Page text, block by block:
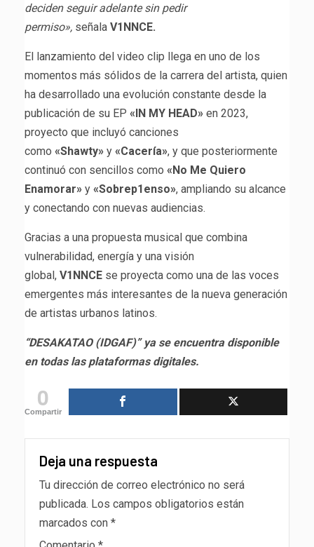
deciden seguir adelante sin pedir
permiso», señala V1NNCE.
El lanzamiento del video clip llega en uno de los
momentos más sólidos de la carrera del artista, quien
ha desarrollado una evolución constante desde la
publicación de su EP «IN MY HEAD» en 2023,
proyecto que incluyó canciones
como «Shawty» y «Cacería», y que posteriormente
continuó con sencillos como «No Me Quiero
Enamorar» y «Sobrep1enso», ampliando su alcance
y conectando con nuevas audiencias.
Gracias a una propuesta musical que combina
vulnerabilidad, energía y una visión
global, V1NNCE se proyecta como una de las voces
emergentes más interesantes de la nueva generación
de artistas urbanos latinos.
“DESAKATAO (IDGAF)” ya se encuentra disponible
en todas las plataformas digitales.
0
Compartir
Deja una respuesta
Tu dirección de correo electrónico no será
publicada. Los campos obligatorios están
marcados con *